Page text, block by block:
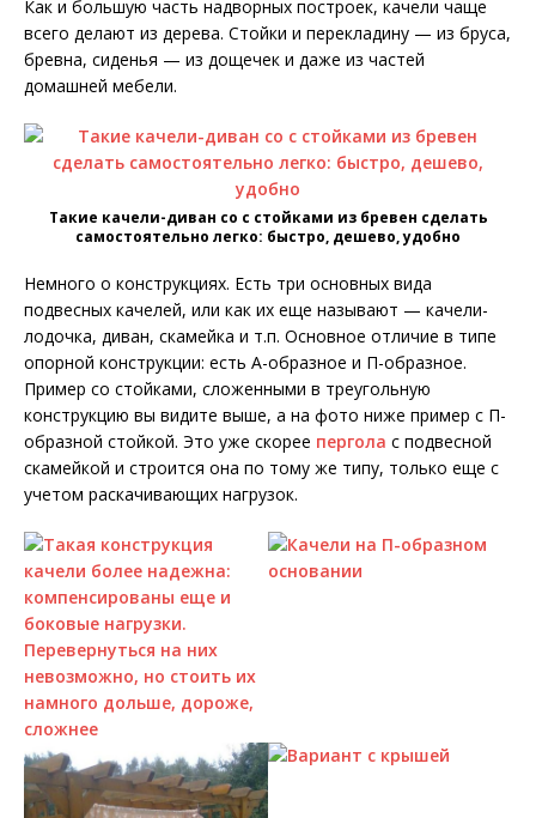
Как и большую часть надворных построек, качели чаще
всего делают из дерева. Стойки и перекладину — из бруса,
бревна, сиденья — из дощечек и даже из частей
домашней мебели.
Такие качели-диван со с стойками из бревен сделать
самостоятельно легко: быстро, дешево, удобно
Немного о конструкциях. Есть три основных вида
подвесных качелей, или как их еще называют — качели-
лодочка, диван, скамейка и т.п. Основное отличие в типе
опорной конструкции: есть А-образное и П-образное.
Пример со стойками, сложенными в треугольную
конструкцию вы видите выше, а на фото ниже пример с П-
образной стойкой. Это уже скорее пергола с подвесной
скамейкой и строится она по тому же типу, только еще с
учетом раскачивающих нагрузок.